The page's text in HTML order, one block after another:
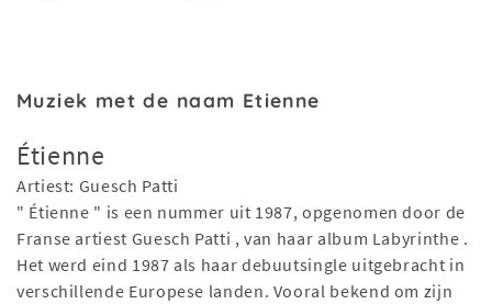
Muziek met de naam Etienne
Étienne
Artiest: Guesch Patti
" Étienne " is een nummer uit 1987, opgenomen door de
Franse artiest Guesch Patti , van haar album Labyrinthe .
Het werd eind 1987 als haar debuutsingle uitgebracht in
verschillende Europese landen. Vooral bekend om zijn